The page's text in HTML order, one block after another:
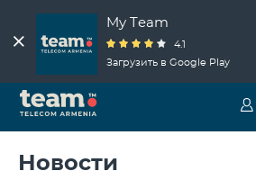
My Team
4.1
Загрузить в Google Play
Новости